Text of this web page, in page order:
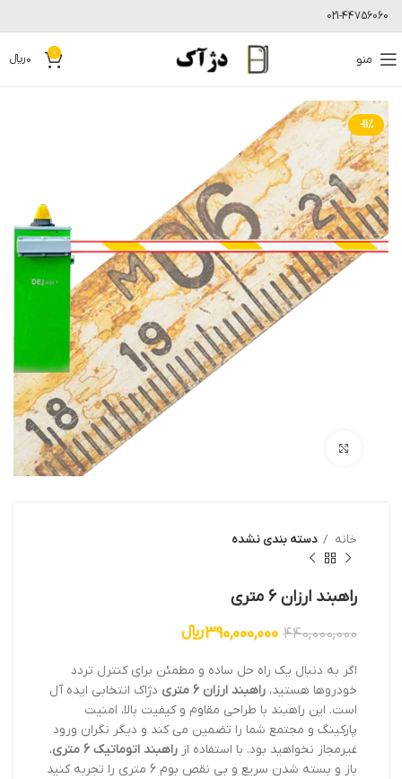
021-44756060
منو 0
0﷼
-11%
خانه دسته بندی نشده
راهبند ارزان 6 متری
440,000,000
390,000,000﷼
اگر به دنبال یک راه حل ساده و مطمئن برای کنترل تردد
خودروها هستید، راهبند ارزان 6 متری
دژاک انتخابی ایده آل
است. این راهبند با طراحی مقاوم و کیفیت بالا، امنیت
پارکینگ و مجتمع شما را تضمین می کند و دیگر نگران ورود
غیرمجاز نخواهید بود. با استفاده از راهبند اتوماتیک 6 متری
،
باز و بسته شدن سریع و بی نقص بوم 6 متری را تجربه کنید